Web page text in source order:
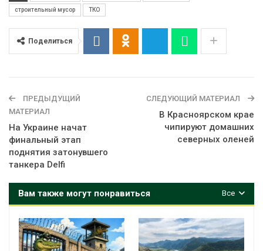
строительный мусор ТКО
Поделиться
ПРЕДЫДУЩИЙ
МАТЕРИАЛ
На Украине начат
финальный этап
поднятия затонувшего
танкера Delfi
СЛЕДУЮЩИЙ МАТЕРИАЛ
В Красноярском крае
чипируют домашних
северных оленей
Все
Вам также могут понравиться